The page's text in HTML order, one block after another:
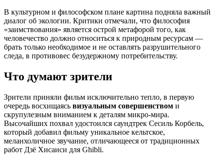
В культурном и философском плане картина подняла важный
диалог об экологии. Критики отмечали, что философия
«заимствования» является острой метафорой того, как
человечество должно относиться к природным ресурсам —
брать только необходимое и не оставлять разрушительного
следа, в противовес безудержному потребительству.
Что думают зрители
Зрители приняли фильм исключительно тепло, в первую
очередь восхищаясь визуальным совершенством и
скрупулезным вниманием к деталям микро-мира.
Высочайших похвал удостоился саундтрек Сесиль Корбель,
который добавил фильму уникальное кельтское,
меланхоличное звучание, отличающееся от традиционных
работ Дзё Хисаиси для Ghibli.